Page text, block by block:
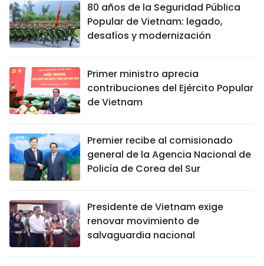
中文
РУССКИЙ
80 años de la Seguridad Pública
Popular de Vietnam: legado,
desafíos y modernización
Primer ministro aprecia
contribuciones del Ejército Popular
de Vietnam
Premier recibe al comisionado
general de la Agencia Nacional de
Policía de Corea del Sur
Presidente de Vietnam exige
renovar movimiento de
salvaguardia nacional